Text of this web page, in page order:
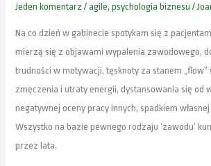
Jeden komentarz /agile,psychologia biznesu /
Na co dzień w gabinecie spotykam się z
mierzą się z objawami wypalenia zawodowego,
trudności w motywacji, tęsknoty za stanem „flow”
zmęczenia i utraty energii, dystansowania się od
negatywnej oceny pracy innych, spadkiem
Wszystko na bazie pewnego rodzaju ‘zawodu’
przez lata.
branży
IT
wpływa
na
zdrowie
psychiczne
pracowników?